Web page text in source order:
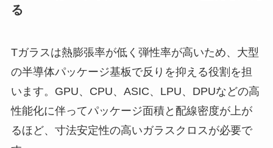
る
Tガラスは熱膨張率が低く弾性率が高いため、大型
の半導体パッケージ基板で反りを抑える役割を担
います。GPU、CPU、ASIC、LPU、DPUなどの高
性能化に伴ってパッケージ面積と配線密度が上が
るほど、寸法安定性の高いガラスクロスが必要で